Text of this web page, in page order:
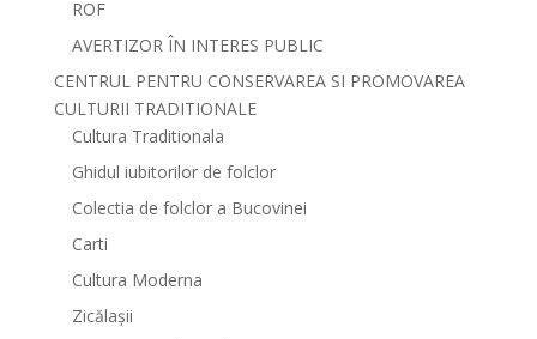
ROF
AVERTIZOR ÎN INTERES PUBLIC
CENTRUL PENTRU CONSERVAREA SI PROMOVAREA
CULTURII TRADITIONALE
Cultura Traditionala
Ghidul iubitorilor de folclor
Colectia de folclor a Bucovinei
Carti
Cultura Moderna
Zicălașii